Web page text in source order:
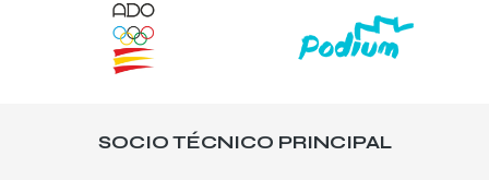
SOCIO TÉCNICO PRINCIPAL